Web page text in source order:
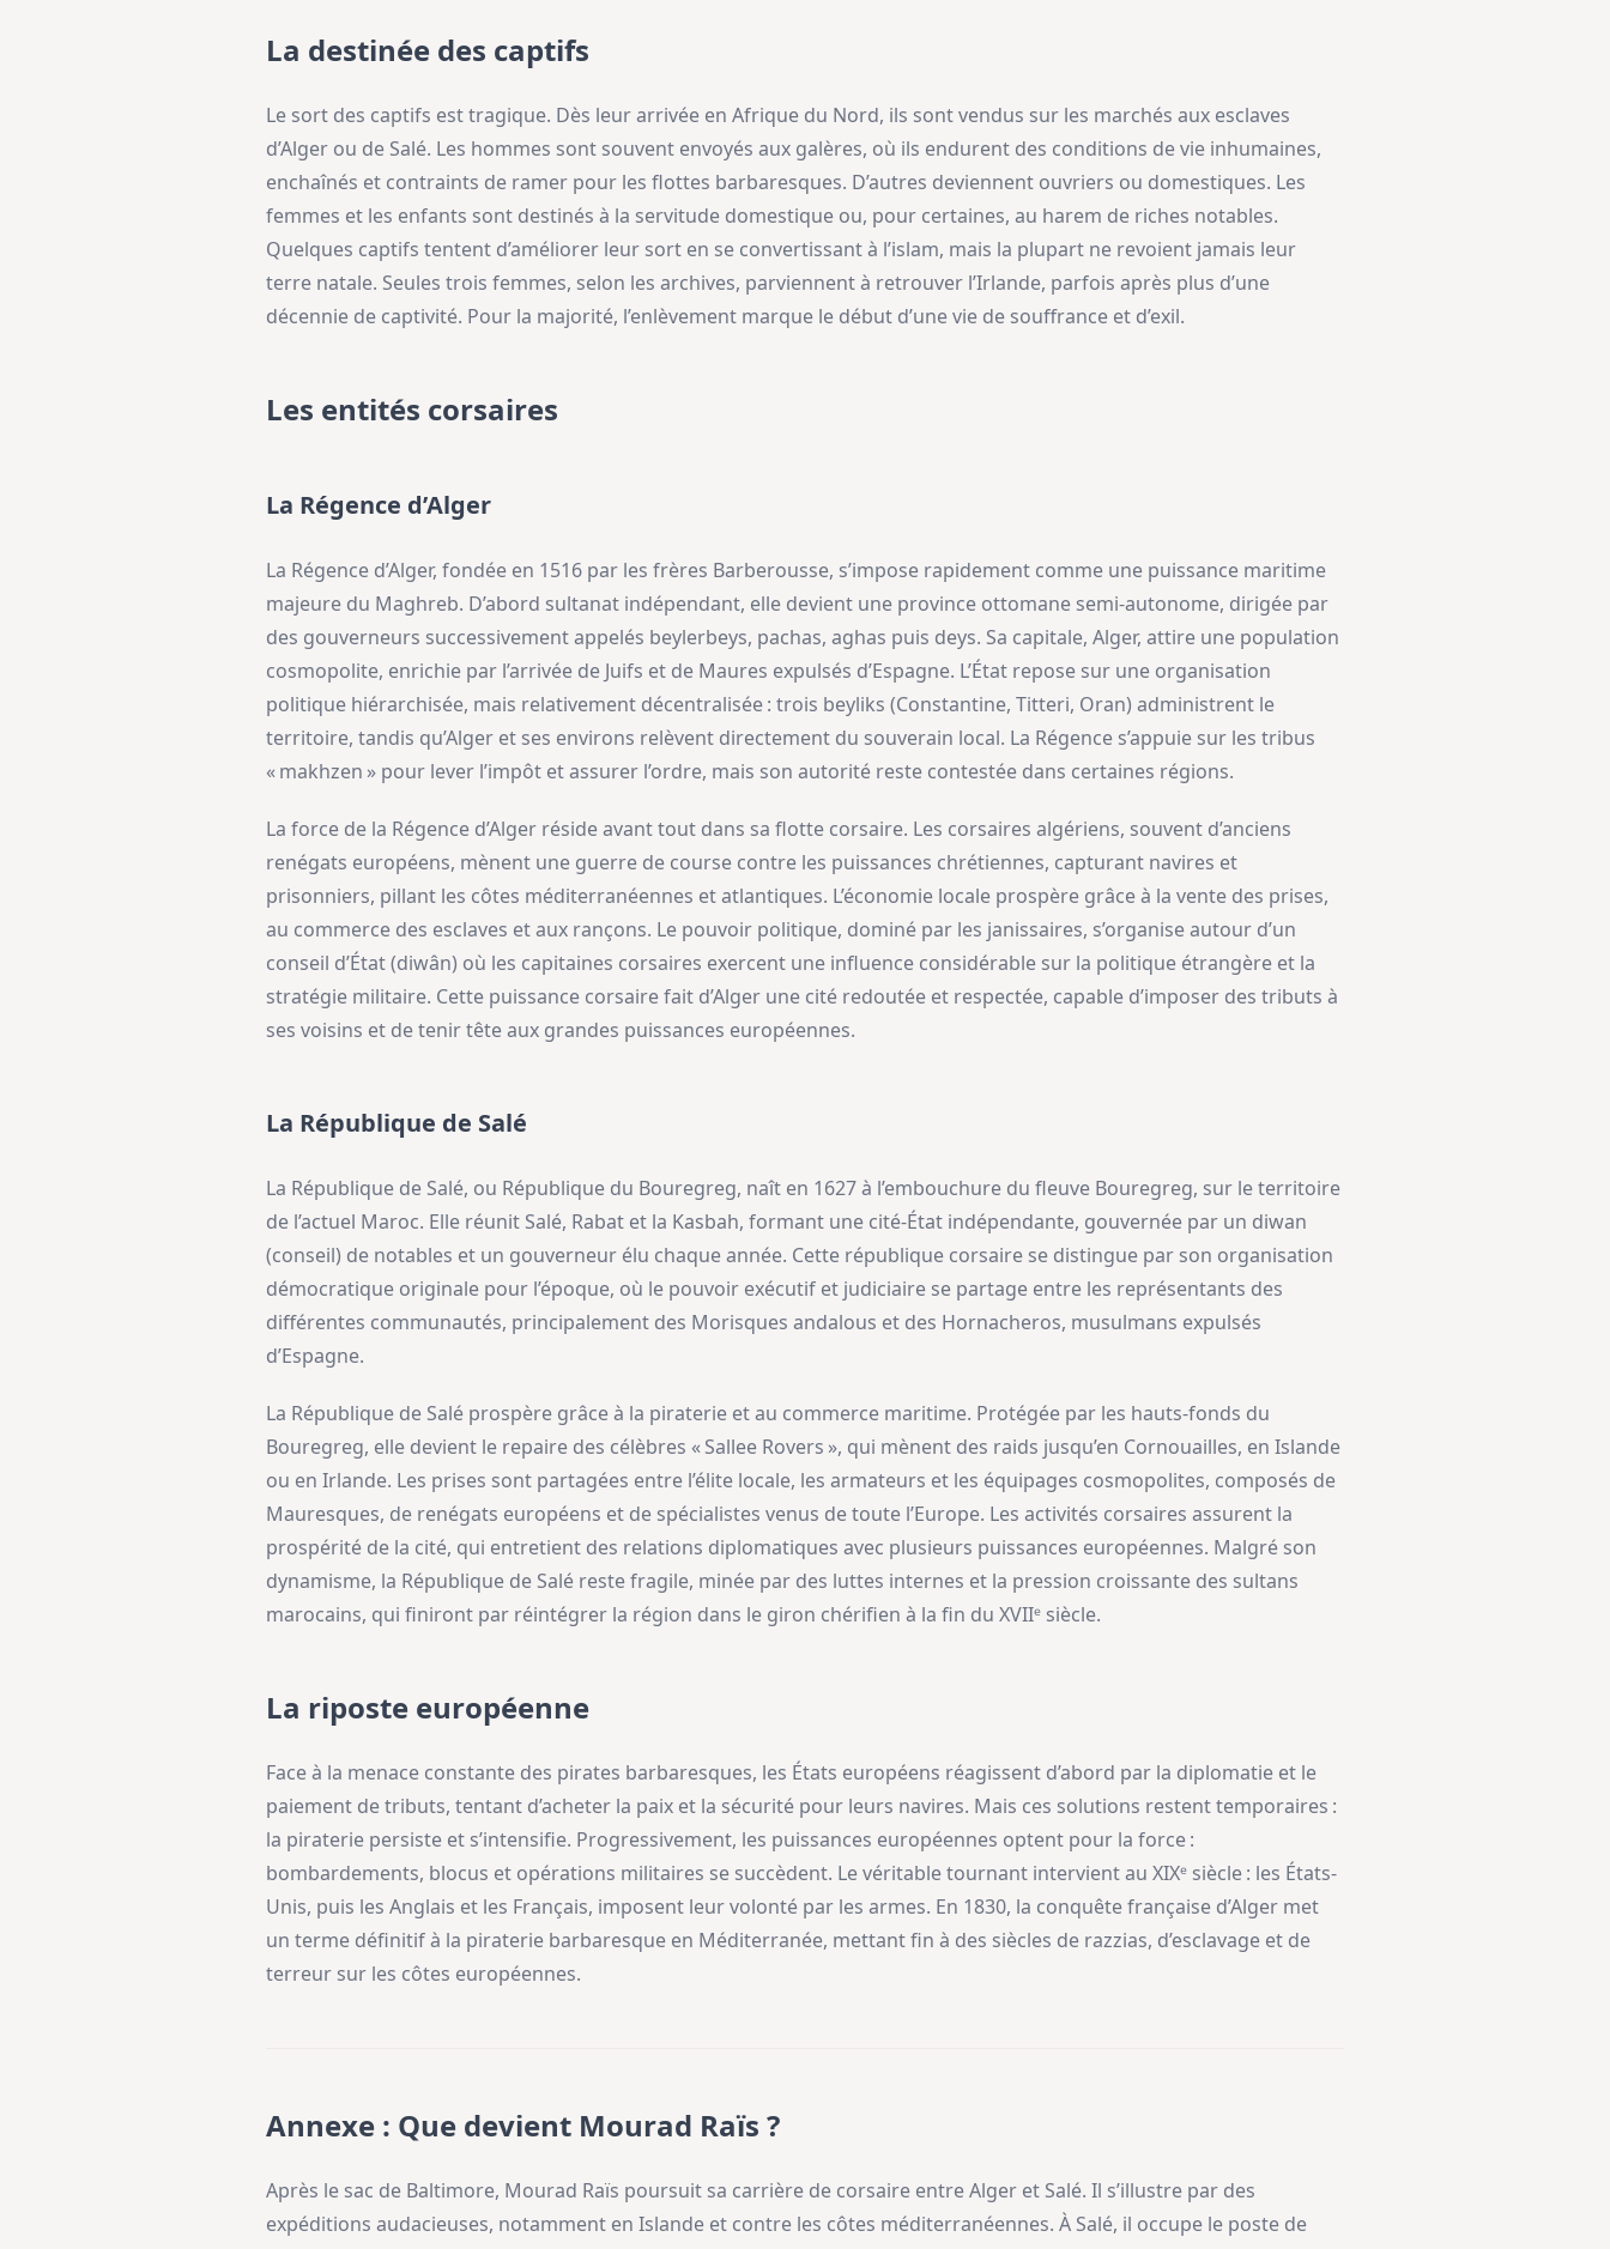
La destinée des captifs
Le sort des captifs est tragique. Dès leur arrivée en Afrique du Nord, ils sont vendus sur les marchés aux esclaves
d’Alger ou de Salé. Les hommes sont souvent envoyés aux galères, où ils endurent des conditions de vie inhumaines,
enchaînés et contraints de ramer pour les flottes barbaresques. D’autres deviennent ouvriers ou domestiques. Les
femmes et les enfants sont destinés à la servitude domestique ou, pour certaines, au harem de riches notables.
Quelques captifs tentent d’améliorer leur sort en se convertissant à l’islam, mais la plupart ne revoient jamais leur
terre natale. Seules trois femmes, selon les archives, parviennent à retrouver l’Irlande, parfois après plus d’une
décennie de captivité. Pour la majorité, l’enlèvement marque le début d’une vie de souffrance et d’exil.
Les entités corsaires
La Régence d’Alger
La Régence d’Alger, fondée en 1516 par les frères Barberousse, s’impose rapidement comme une puissance maritime
majeure du Maghreb. D’abord sultanat indépendant, elle devient une province ottomane semi-autonome, dirigée par
des gouverneurs successivement appelés beylerbeys, pachas, aghas puis deys. Sa capitale, Alger, attire une population
cosmopolite, enrichie par l’arrivée de Juifs et de Maures expulsés d’Espagne. L’État repose sur une organisation
politique hiérarchisée, mais relativement décentralisée : trois beyliks (Constantine, Titteri, Oran) administrent le
territoire, tandis qu’Alger et ses environs relèvent directement du souverain local. La Régence s’appuie sur les tribus
« makhzen » pour lever l’impôt et assurer l’ordre, mais son autorité reste contestée dans certaines régions.
La force de la Régence d’Alger réside avant tout dans sa flotte corsaire. Les corsaires algériens, souvent d’anciens
renégats européens, mènent une guerre de course contre les puissances chrétiennes, capturant navires et
prisonniers, pillant les côtes méditerranéennes et atlantiques. L’économie locale prospère grâce à la vente des prises,
au commerce des esclaves et aux rançons. Le pouvoir politique, dominé par les janissaires, s’organise autour d’un
conseil d’État (diwân) où les capitaines corsaires exercent une influence considérable sur la politique étrangère et la
stratégie militaire. Cette puissance corsaire fait d’Alger une cité redoutée et respectée, capable d’imposer des tributs à
ses voisins et de tenir tête aux grandes puissances européennes.
La République de Salé
La République de Salé, ou République du Bouregreg, naît en 1627 à l’embouchure du fleuve Bouregreg, sur le territoire
de l’actuel Maroc. Elle réunit Salé, Rabat et la Kasbah, formant une cité-État indépendante, gouvernée par un diwan
(conseil) de notables et un gouverneur élu chaque année. Cette république corsaire se distingue par son organisation
démocratique originale pour l’époque, où le pouvoir exécutif et judiciaire se partage entre les représentants des
différentes communautés, principalement des Morisques andalous et des Hornacheros, musulmans expulsés
d’Espagne.
La République de Salé prospère grâce à la piraterie et au commerce maritime. Protégée par les hauts-fonds du
Bouregreg, elle devient le repaire des célèbres « Sallee Rovers », qui mènent des raids jusqu’en Cornouailles, en Islande
ou en Irlande. Les prises sont partagées entre l’élite locale, les armateurs et les équipages cosmopolites, composés de
Mauresques, de renégats européens et de spécialistes venus de toute l’Europe. Les activités corsaires assurent la
prospérité de la cité, qui entretient des relations diplomatiques avec plusieurs puissances européennes. Malgré son
dynamisme, la République de Salé reste fragile, minée par des luttes internes et la pression croissante des sultans
marocains, qui finiront par réintégrer la région dans le giron chérifien à la fin du XVIIᵉ siècle.
La riposte européenne
Face à la menace constante des pirates barbaresques, les États européens réagissent d’abord par la diplomatie et le
paiement de tributs, tentant d’acheter la paix et la sécurité pour leurs navires. Mais ces solutions restent temporaires :
la piraterie persiste et s’intensifie. Progressivement, les puissances européennes optent pour la force :
bombardements, blocus et opérations militaires se succèdent. Le véritable tournant intervient au XIXᵉ siècle : les États-
Unis, puis les Anglais et les Français, imposent leur volonté par les armes. En 1830, la conquête française d’Alger met
un terme définitif à la piraterie barbaresque en Méditerranée, mettant fin à des siècles de razzias, d’esclavage et de
terreur sur les côtes européennes.
Annexe : Que devient Mourad Raïs ?
Après le sac de Baltimore, Mourad Raïs poursuit sa carrière de corsaire entre Alger et Salé. Il s’illustre par des
expéditions audacieuses, notamment en Islande et contre les côtes méditerranéennes. À Salé, il occupe le poste de